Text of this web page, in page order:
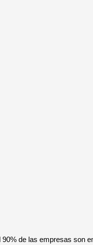
de las empresas son